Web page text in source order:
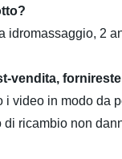
idromassaggio, 2
vendita,
i video in modo
di ricambio non